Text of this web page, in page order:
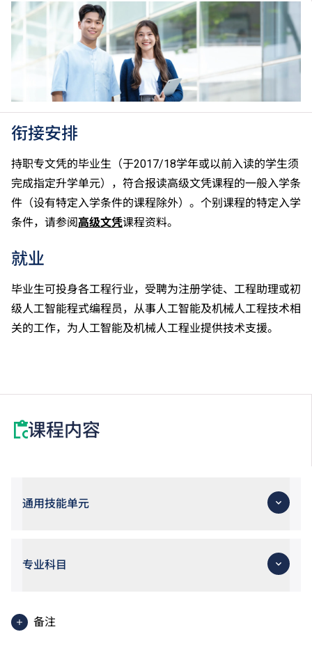
衔接安排
持职专文凭的毕业生（于2017/18学年或以前入读的学生须
完成指定升学单元），符合报读高级文凭课程的一般入学条
件（设有特定入学条件的课程除外）。个别课程的特定入学
条件，请参阅高级文凭课程资料。
就业
毕业生可投身各工程行业，受聘为注册学徒、工程助理或初
级人工智能程式编程员，从事人工智能及机械人工程技术相
关的工作，为人工智能及机械人工程业提供技术支援。
课程内容
通用技能单元
专业科目
备注